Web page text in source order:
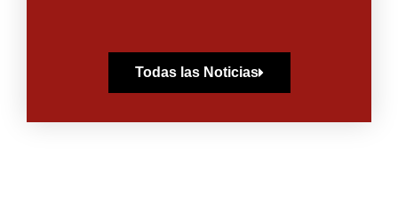
Todas las Noticias